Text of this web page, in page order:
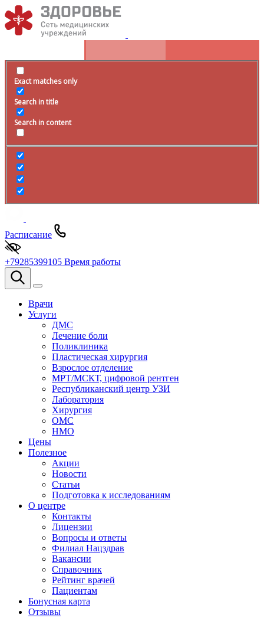
Exact matches only
Search in title
Search in content
Расписание
+79285399105 Время работы
Врачи
Услуги
ДМС
Лечение боли
Поликлиника
Пластическая хирургия
Взрослое отделение
МРТ/МСКТ, цифровой рентген
Республиканский центр УЗИ
Лаборатория
Хирургия
ОМС
НМО
Цены
Полезное
Акции
Новости
Статьи
Подготовка к исследованиям
О центре
Контакты
Лицензии
Вопросы и ответы
Филиал Нацздрав
Вакансии
Справочник
Рейтинг врачей
Пациентам
Бонусная карта
Отзывы